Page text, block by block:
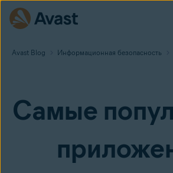
Avast Blog Информационная безопасность
Самые